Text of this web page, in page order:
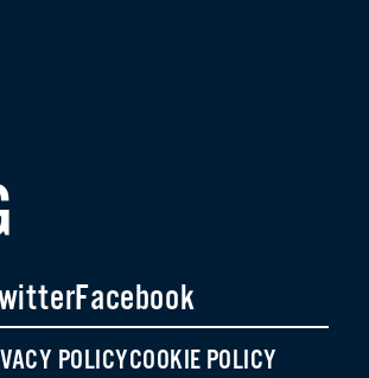
Facebook
POLICYCOOKIE POLICY